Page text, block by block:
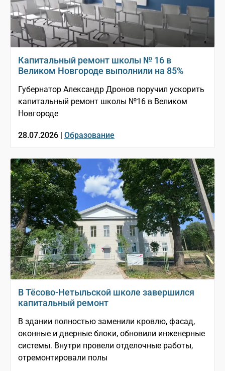
Капитальный ремонт школы № 16 в
Великом Новгороде выполнили на 85%
Губернатор Александр Дронов поручил ускорить
капитальный ремонт школы №16 в Великом
Новгороде
28.07.2026 | Образование
В Тёсово-Нетыльской школе завершился
капитальный ремонт
В здании полностью заменили кровлю, фасад,
оконные и дверные блоки, обновили инженерные
системы. Внутри провели отделочные работы,
отремонтировали полы